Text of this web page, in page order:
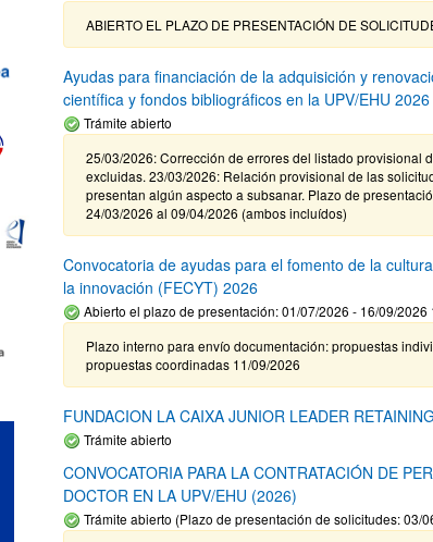
ABIERTO EL PLAZO DE PRESENTACIÓN DE
Ayudas para financiación de la adquisición y
científica y fondos bibliográficos en la UPV/EHU 2026
Trámite abierto
25/03/2026: Corrección de errores del listado provisional
excluidas. 23/03/2026: Relación provisional de las
presentan algún aspecto a subsanar. Plazo de
24/03/2026 al 09/04/2026 (ambos incluídos)
Convocatoria de ayudas para el fomento de la
la innovación (FECYT) 2026
Abierto el plazo de presentación: 01/07/2026 - 16/09/2026
Plazo interno para envío documentación: propuestas
propuestas coordinadas 11/09/2026
FUNDACION LA CAIXA JUNIOR LEADER
Trámite abierto
CONVOCATORIA PARA LA CONTRATACIÓN DE
DOCTOR EN LA UPV/EHU (2026)
Trámite abierto (Plazo de presentación de solicitudes: 03/